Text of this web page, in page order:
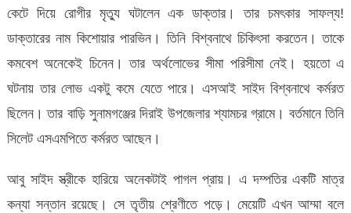
রোগীর
মৃত্যু
কেটে দিয়ে রোগীর মৃত্যু ঘটালেন এক ডাক্তার। তার চমৎকার সাফল্য!
ডাক্তারের নাম কিশোয়ার পারভিন। তিনি বিশ্বনাথে চিকিৎসা করতেন। তাকে
কমবেশ অনেকেই চিনেন। তার অর্থলোভের সীমা পরিসীমা নেই। হয়তো এ
ঘটনায় তার লোভ একটু কমে যেতে পারে। এসআই সাইদ বিশ্বনাথে কর্মরত
ছিলেন। তার বাড়ি সুনামগঞ্জের দিরাই উপজেলার শ্যামচর গ্রামে। বর্তমানে তিনি
সিলেট এসএমপিতে কর্মরত আছেন।
আবু সাইদ স্ত্রীকে হারিয়ে অনেকটাই পাগল প্রায়। এ দম্পতির একটি মাত্র
কন্যা সন্তান রয়েছে। সে তৃতীয় শ্রেণীতে পড়ে। মেয়েটি এখন আম্মা বলে